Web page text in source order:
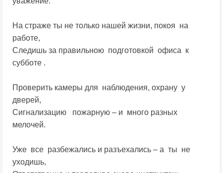
На страже ты не только нашей жизни, покоя на
работе,
Следишь за правильною подготовкой офиса к
субботе .
Проверить камеры для наблюдения, охрану у
дверей,
Сигнализацию пожарную – и много разных
мелочей.
Уже все разбежались и разъехались – а ты не
уходишь,